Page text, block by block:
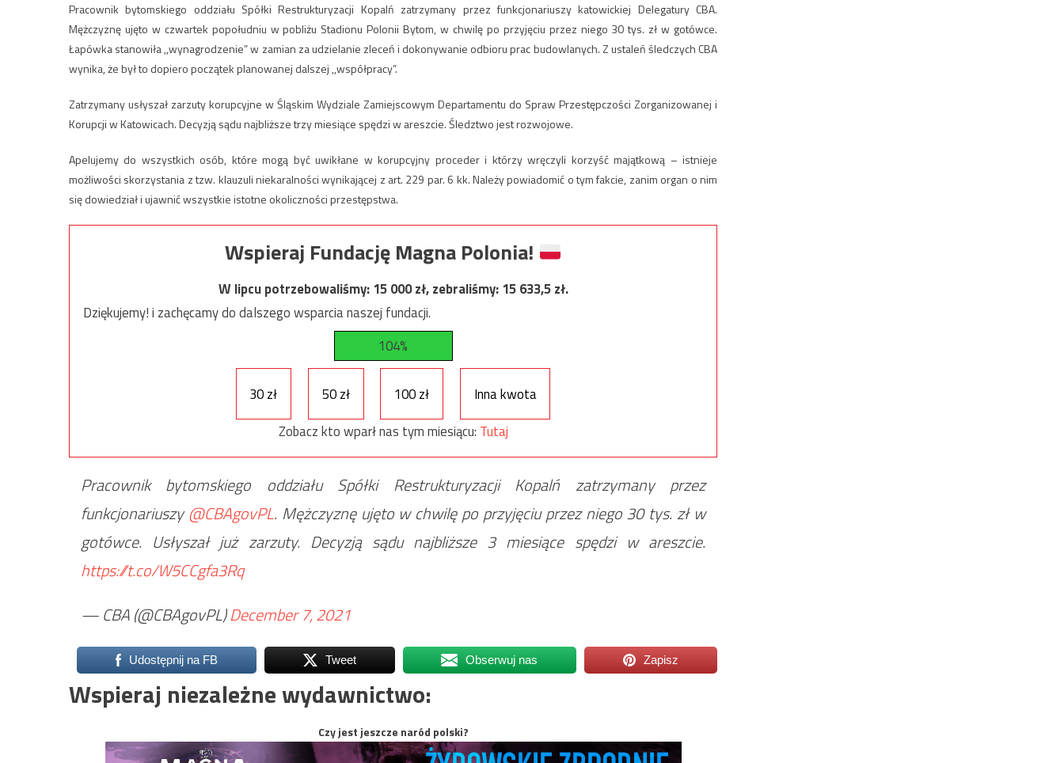
Pracownik bytomskiego oddziału Spółki Restrukturyzacji Kopalń zatrzymany przez funkcjonariuszy katowickiej Delegatury CBA.
Mężczyznę ujęto w czwartek popołudniu w pobliżu Stadionu Polonii Bytom, w chwilę po przyjęciu przez niego 30 tys. zł w gotówce.
Łapówka stanowiła ,,wynagrodzenie” w zamian za udzielanie zleceń i dokonywanie odbioru prac budowlanych. Z ustaleń śledczych CBA
wynika, że był to dopiero początek planowanej dalszej ,,współpracy”.
Zatrzymany usłyszał zarzuty korupcyjne w Śląskim Wydziale Zamiejscowym Departamentu do Spraw Przestępczości Zorganizowanej i
Korupcji w Katowicach. Decyzją sądu najbliższe trzy miesiące spędzi w areszcie. Śledztwo jest rozwojowe.
Apelujemy do wszystkich osób, które mogą być uwikłane w korupcyjny proceder i którzy wręczyli korzyść majątkową – istnieje
możliwości skorzystania z tzw. klauzuli niekaralności wynikającej z art. 229 par. 6 kk. Należy powiadomić o tym fakcie, zanim organ o nim
się dowiedział i ujawnić wszystkie istotne okoliczności przestępstwa.
Wspieraj Fundację Magna Polonia!
W lipcu potrzebowaliśmy:15 000zł, zebraliśmy:15 633,5zł.
Dziękujemy! i zachęcamy do dalszego wsparcia naszej fundacji.
104%
30 zł 50 zł 100 zł
Inna kwota
Zobacz kto wparł nas tym miesiącu: Tutaj
Pracownik bytomskiego oddziału Spółki Restrukturyzacji Kopalń zatrzymany przez
funkcjonariuszy@CBAgovPL. Mężczyznę ujęto w chwilę po przyjęciu przez niego 30 tys. zł w
gotówce. Usłyszał już zarzuty. Decyzją sądu najbliższe 3 miesiące spędzi w areszcie.
https://t.co/W5CCgfa3Rq
— CBA (@CBAgovPL)December 7, 2021
Udostępnij na FB Tweet Obserwuj nas Zapisz
Wspieraj niezależne wydawnictwo:
Czy jest jeszcze naród polski?